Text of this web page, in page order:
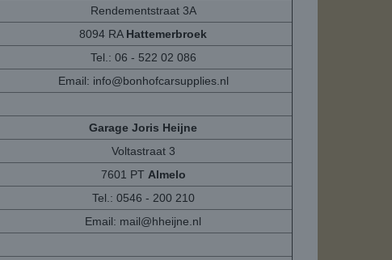
Rendementstraat 3A
8094 RA Hattemerbroek
Tel.: 06 - 522 02 086
Email: info@bonhofcarsupplies.nl
Garage Joris Heijne
Voltastraat 3
7601 PT Almelo
Tel.: 0546 - 200 210
Email: mail@hheijne.nl